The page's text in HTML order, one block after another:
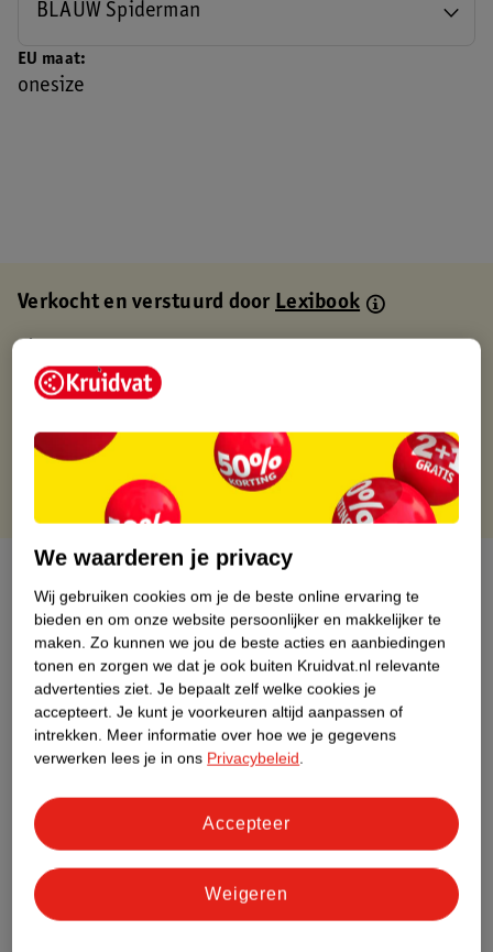
EU maat
onesize
BLAUW Spiderman
Verkocht en verstuurd doorLexibook
Gratis thuisbezorgd
Gratis retourneren via verkooppartner.
Gratis punten met je Kruidvat kaart
Over dit product
Productinformatie
Etiketinformatie
Nature Impact Score
Meer informatie
Bestel & Bezorginformatie
We waarderen je privacy
Wij gebruiken cookies om je de beste online ervaring te
bieden en om onze website persoonlijker en makkelijker te
maken. Zo kunnen we jou de beste acties en aanbiedingen
tonen en zorgen we dat je ook buiten Kruidvat.nl relevante
advertenties ziet. Je bepaalt zelf welke cookies je
accepteert. Je kunt je voorkeuren altijd aanpassen of
intrekken. Meer informatie over hoe we je gegevens
verwerken lees je in ons Privacybeleid.
Weigeren
Accepteer